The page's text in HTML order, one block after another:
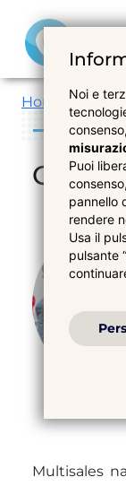
Home Chi
CHI
Multisales
Noi e
Puoi
pannello
rendere
Usa il
pulsante